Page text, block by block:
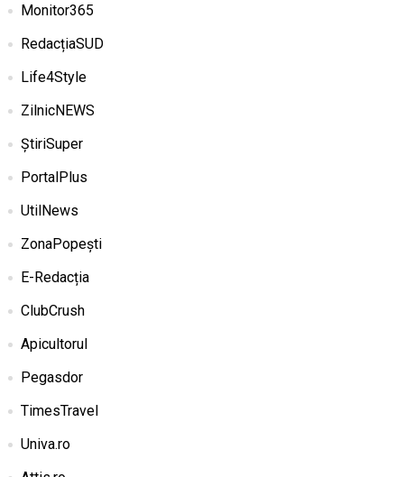
Monitor365
RedacțiaSUD
Life4Style
ZilnicNEWS
ȘtiriSuper
PortalPlus
UtilNews
ZonaPopești
E-Redacția
ClubCrush
Apicultorul
Pegasdor
TimesTravel
Univa.ro